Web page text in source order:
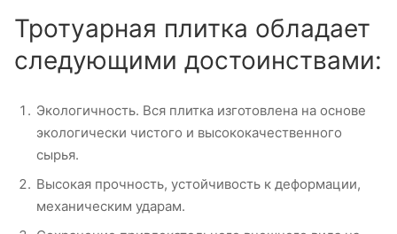
Тротуарная плитка обладает
следующими достоинствами:
Экологичность. Вся плитка изготовлена на основе
экологически чистого и высококачественного
сырья.
Высокая прочность, устойчивость к деформации,
механическим ударам.